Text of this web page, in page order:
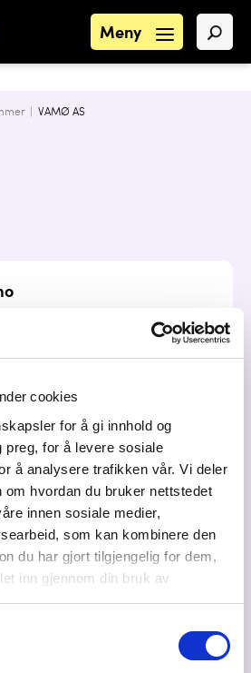
cookies
for å gi innhold og
preg, for å levere sosiale
å analysere trafikken vår. Vi deler
hvordan du bruker nettstedet
innen sosiale medier,
som kan kombinere den
du har gjort tilgjengelig for dem,
inn gjennom din bruk av
Meny
| VAMØ AS
Jessheim